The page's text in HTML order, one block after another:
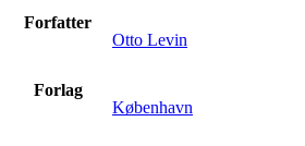
Forfatter
Otto Levin
Forlag
København